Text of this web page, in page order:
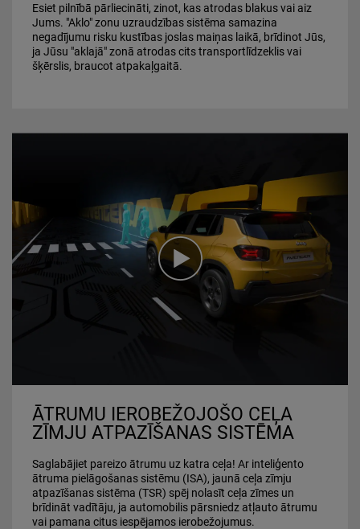
Esiet pilnībā pārliecināti, zinot, kas atrodas blakus vai aiz
Jums. "Aklo" zonu uzraudzības sistēma samazina
negadījumu risku kustības joslas maiņas laikā, brīdinot Jūs,
ja Jūsu "aklajā" zonā atrodas cits transportlīdzeklis vai
šķērslis, braucot atpakaļgaitā.
Play
Video
ĀTRUMU IEROBEŽOJOŠO CEĻA
ZĪMJU ATPAZĪŠANAS SISTĒMA
Saglabājiet pareizo ātrumu uz katra ceļa! Ar inteliģento
ātruma pielāgošanas sistēmu (ISA), jaunā ceļa zīmju
atpazīšanas sistēma (TSR) spēj nolasīt ceļa zīmes un
brīdināt vadītāju, ja automobilis pārsniedz atļauto ātrumu
vai pamana citus iespējamos ierobežojumus.